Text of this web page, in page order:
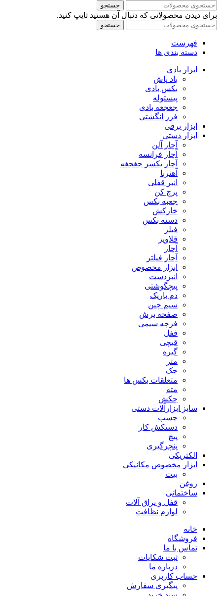
جستجو
برای دیدن محصولاتی که دنبال آن هستید تایپ کنید.
جستجو
فهرست
دسته بندی ها
ابزار بادی
باد پاش
بکس بادی
پیستوله
جغجغه بادی
فرز انگشتی
ابزار برقی
ابزار دستی
آچار آلن
آچار فرانسه
آچار یکسر جغجغه
آهنربا
انبر قفلی
پرچ کن
جعبه بکس
خارکش
دسته بکس
فیلر
قلاویز
آچار
آچار فیلتر
ابزار مخصوص
انبردست
پیچگوشتی
دم باریک
سیم چین
صفحه برش
فرچه سیمی
ففل
قیچی
گیره
متر
جک
متعلقات بکس ها
مته
چکش
سایز ابزارآلات دستی
چسب
دستکش کار
پیچ
پنچرگیری
الکتریکی
ابزار مخصوص مکانیکی
بیت
روغن
ساختمانی
قفل و یراق آلات
لوازم نظافت
خانه
فروشگاه
تماس با ما
ثبت شکایات
درباره ما
حساب کاربری
پیگیری سفارش